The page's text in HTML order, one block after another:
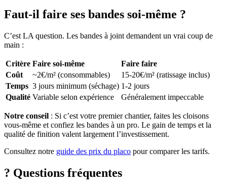
Faut-il faire ses bandes soi-même ?
C’est LA question. Les bandes à joint demandent un vrai coup de
main :
Critère Faire soi-même
Faire faire
Coût
~2€/m² (consommables)
15-20€/m² (ratissage inclus)
Temps 3 jours minimum (séchage) 1-2 jours
Qualité Variable selon expérience Généralement impeccable
Notre conseil : Si c’est votre premier chantier, faites les cloisons
vous-même et confiez les bandes à un pro. Le gain de temps et la
qualité de finition valent largement l’investissement.
Consultez notre guide des prix du placo pour comparer les tarifs.
? Questions fréquentes